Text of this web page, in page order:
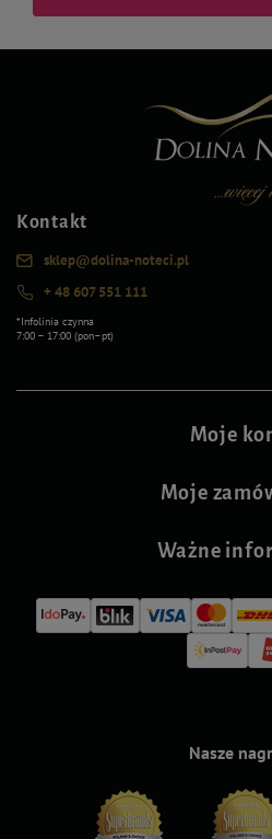
Kontakt
sklep@dolina-noteci.pl
+ 48 607 551 111
*Infolinia czynna
7:00 – 17:00 (pon–pt)
Moje
Moje
Ważne
Nasze